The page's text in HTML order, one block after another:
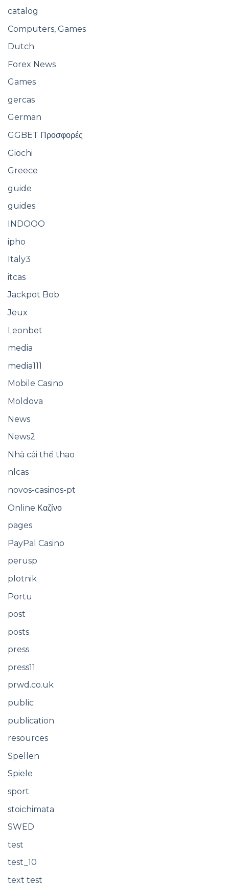
catalog
Computers, Games
Dutch
Forex News
Games
gercas
German
GGBET Προσφορές
Giochi
Greece
guide
guides
INDOOO
ipho
Italy3
itcas
Jackpot Bob
Jeux
Leonbet
media
media111
Mobile Casino
Moldova
News
News2
Nhà cái thể thao
nlcas
novos-casinos-pt
Online Καζίνο
pages
PayPal Casino
perusp
plotnik
Portu
post
posts
press
press11
prwd.co.uk
public
publication
resources
Spellen
Spiele
sport
stoichimata
SWED
test
test_10
text test